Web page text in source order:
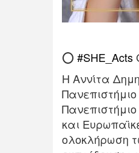
⭕ #SHE_Acts
Η Αννίτα
και
ολοκλήρωση